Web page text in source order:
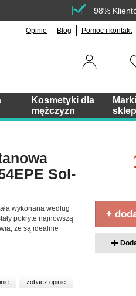
98%
Opinie Blog Pomoc i kontakt
Kosmetyki dla
mężczyzn
Sol-
wykonana według
pokryte najnowszą
że są idealnie
zobacz opinie
+